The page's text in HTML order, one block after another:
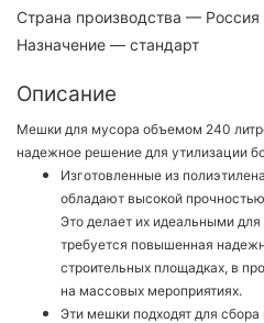
Страна производства — Россия
Назначение — стандарт
Описание
Мешки для мусора объемом 240
надежное решение для утилизации
Изготовленные из
обладают высокой
Это делает их идеальными
требуется повышенная
строительных площадках, в
на массовых мероприятиях.
Эти мешки подходят для сбора